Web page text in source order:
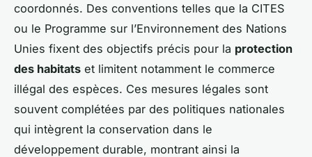
coordonnés. Des conventions telles que la CITES
ou le Programme sur l’Environnement des Nations
Unies fixent des objectifs précis pour la protection
des habitats et limitent notamment le commerce
illégal des espèces. Ces mesures légales sont
souvent complétées par des politiques nationales
qui intègrent la conservation dans le
développement durable, montrant ainsi la